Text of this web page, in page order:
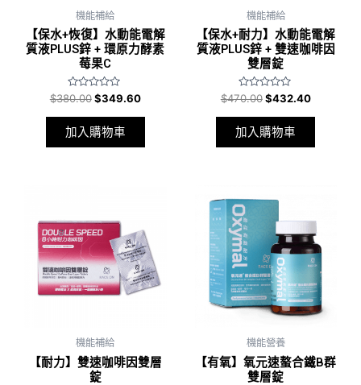
機能補給
【保水+恢復】水動能電解
質液PLUS鋅 + 環原力酵素
莓果C
評
0
滿
分
$380.00 $349.60
加入購物車
機能補給
【保水+耐力】水動能電解
質液PLUS鋅 + 雙速咖啡因
雙層錠
評
0
滿
分
$470.00 $432.40
加入購物車
機能補給
【耐力】雙速咖啡因雙層
錠
機能營養
【有氧】氧元速螯合鐵B群
雙層錠